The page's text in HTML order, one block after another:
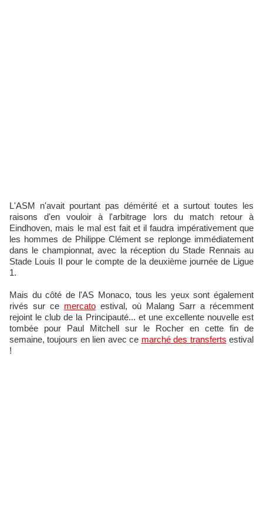
L'ASM n'avait pourtant pas démérité et a surtout toutes les
raisons d'en vouloir à l'arbitrage lors du match retour à
Eindhoven, mais le mal est fait et il faudra impérativement que
les hommes de Philippe Clément se replonge immédiatement
dans le championnat, avec la réception du Stade Rennais au
Stade Louis II pour le compte de la deuxième journée de Ligue
1.
Mais du côté de l'AS Monaco, tous les yeux sont également
rivés sur ce mercato estival, où Malang Sarr a récemment
rejoint le club de la Principauté... et une excellente nouvelle est
tombée pour Paul Mitchell sur le Rocher en cette fin de
semaine, toujours en lien avec ce marché des transferts estival
!